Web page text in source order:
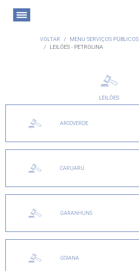
VOLTAR MENU SERVIÇOS PÚBLICOS
LEILÕES - PETROLINA
LEILÕES
ARCOVERDE
CARUARU
GARANHUNS
GOIANA